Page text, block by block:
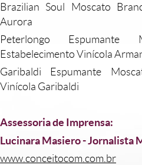
Brazilian Soul Moscato
Aurora
Peterlongo Espumante
Estabelecimento Vinícola
Garibaldi Espumante
Vinícola Garibaldi
Assessoria de Imprensa:
Lucinara Masiero - Jornalista
www.conceitocom.com.br